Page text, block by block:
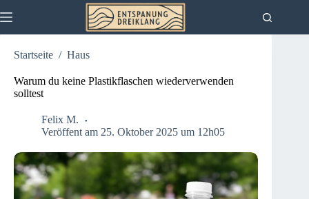
Inhalt
Startseite / Haus
Warum du keine Plastikflaschen wiederverwenden
solltest
Felix M.
Veröffent am 25. Oktober 2025 um 12h05